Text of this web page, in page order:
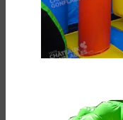
Une